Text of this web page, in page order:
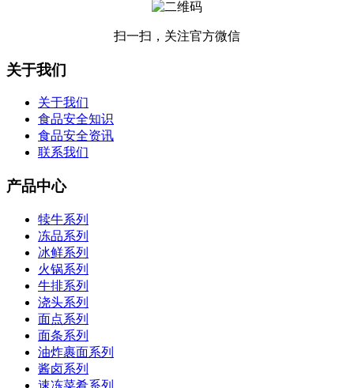
扫一扫，关注官方微信
关于我们
关于我们
食品安全知识
食品安全资讯
联系我们
产品中心
犊牛系列
冻品系列
冰鲜系列
火锅系列
牛排系列
浇头系列
面点系列
面条系列
油炸裹面系列
酱卤系列
速冻菜肴系列